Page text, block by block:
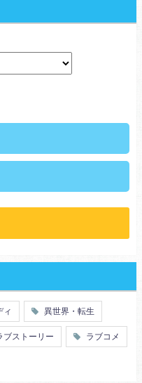
・時代劇
く女子
ロ沼
春
なじみ
物
ィ 異世界・転生
ブストーリー ラブコメ